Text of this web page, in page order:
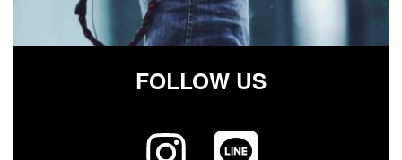
FOLLOW US
イ